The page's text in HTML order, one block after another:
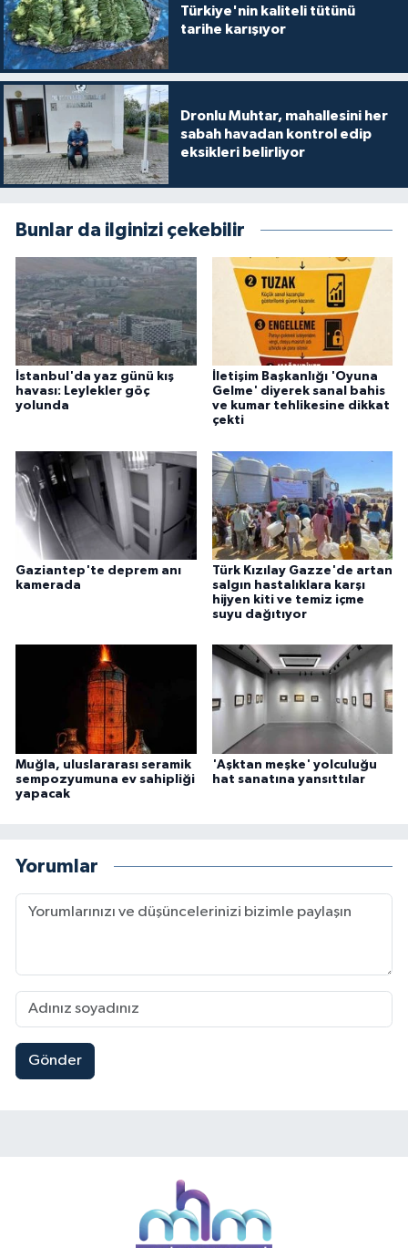
Türkiye'nin kaliteli tütünü
tarihe karışıyor
Dronlu Muhtar, mahallesini her
sabah havadan kontrol edip
eksikleri belirliyor
Bunlar da ilginizi çekebilir
İstanbul'da yaz günü kış
havası: Leylekler göç
yolunda
İletişim Başkanlığı 'Oyuna
Gelme' diyerek sanal bahis
ve kumar tehlikesine dikkat
çekti
Gaziantep'te deprem anı
kamerada
Türk Kızılay Gazze'de artan
salgın hastalıklara karşı
hijyen kiti ve temiz içme
suyu dağıtıyor
Muğla, uluslararası seramik
sempozyumuna ev sahipliği
yapacak
'Aşktan meşke' yolculuğu
hat sanatına yansıttılar
Yorumlar
Gönder